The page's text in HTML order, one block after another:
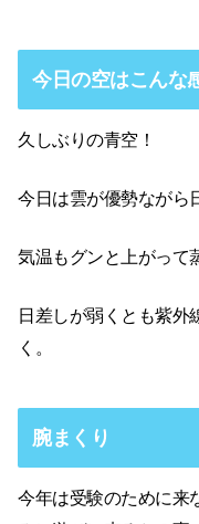
今日の空はこんな
久しぶりの青空！
今日は雲が優勢ながら
気温もグンと上がって
日差しが弱くとも紫外
く。
腕まくり
今年は受験のために来